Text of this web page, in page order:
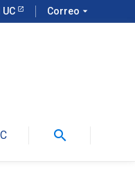
Correo arrow_drop_down
search